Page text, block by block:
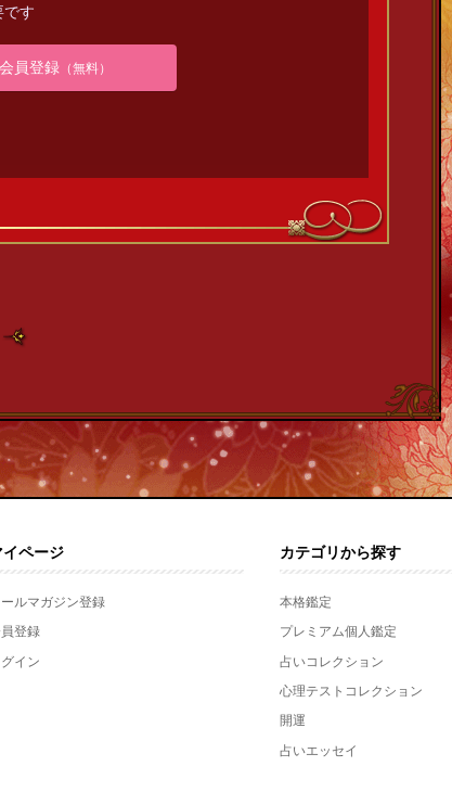
です
会員登録 （無料）
イページ
ールマガジン登録
登録
グイン
カテゴリから探す
本格鑑定
プレミアム個人鑑定
占いコレクション
心理テストコレクション
開運
占いエッセイ